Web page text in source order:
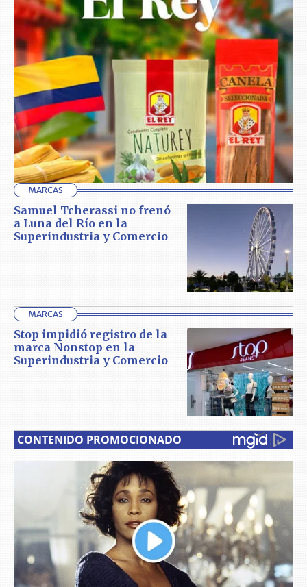
MARCAS
Samuel Tcherassi no frenó
a Luna del Río en la
Superindustria y Comercio
MARCAS
Stop impidió registro de la
marca Nonstop en la
Superindustria y Comercio